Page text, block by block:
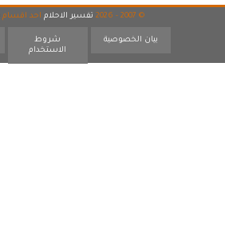
© 2007 - 2026 تفسير الاحلام احد اقسام
بيان الخصوصية
شروط
الاستخدام